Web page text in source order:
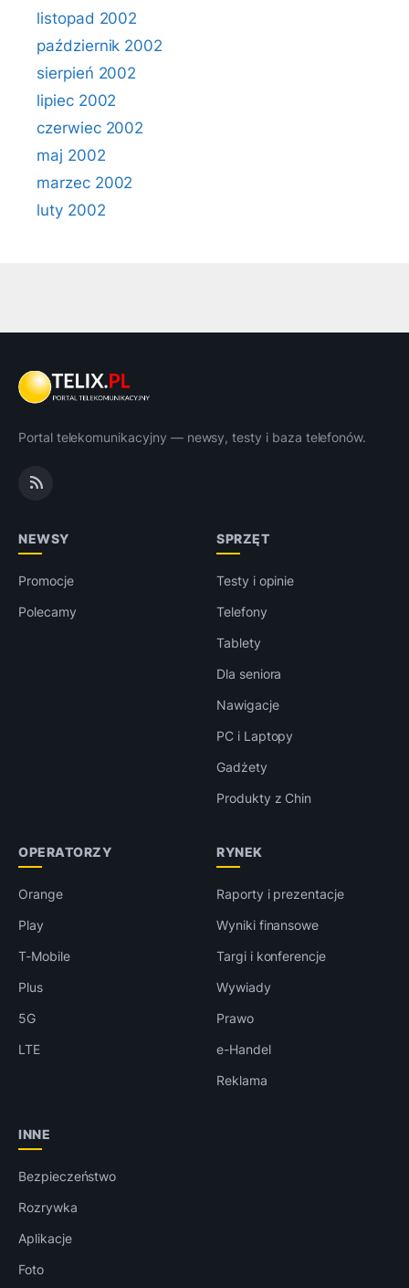
listopad 2002
październik 2002
sierpień 2002
lipiec 2002
czerwiec 2002
maj 2002
marzec 2002
luty 2002
Portal telekomunikacyjny — newsy, testy i baza telefonów.
NEWSY
Promocje
Polecamy
SPRZĘT
Testy i opinie
Telefony
Tablety
Dla seniora
Nawigacje
PC i Laptopy
Gadżety
Produkty z Chin
OPERATORZY
Orange
Play
T-Mobile
Plus
5G
LTE
RYNEK
Raporty i prezentacje
Wyniki finansowe
Targi i konferencje
Wywiady
Prawo
e-Handel
Reklama
INNE
Bezpieczeństwo
Rozrywka
Aplikacje
Foto